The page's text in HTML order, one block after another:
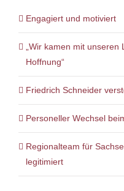
Engagiert und motiviert
„Wir kamen mit
Hoffnung“
Friedrich Schneider
Personeller Wechsel
Regionalteam für
legitimiert